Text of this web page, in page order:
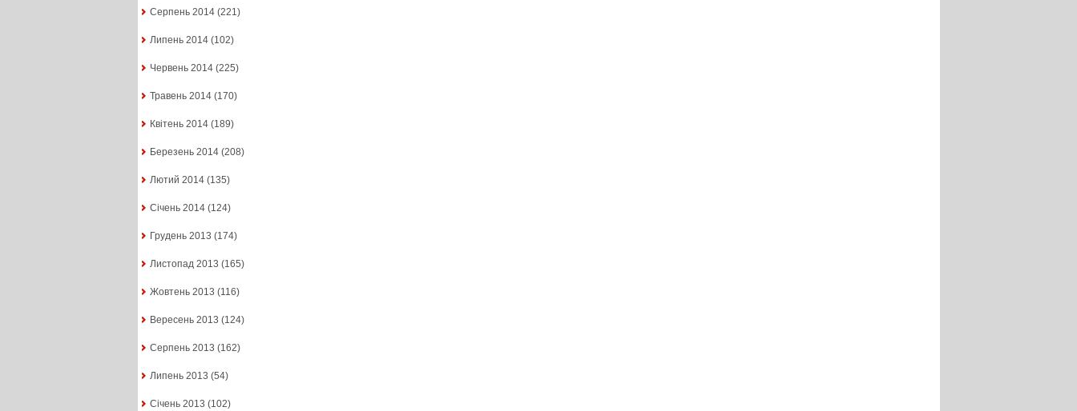
Серпень 2014(221)
Липень 2014(102)
Червень 2014(225)
Травень 2014(170)
Квітень 2014(189)
Березень 2014(208)
Лютий 2014(135)
Січень 2014(124)
Грудень 2013 (174)
Листопад 2013 (165)
Жовтень 2013 (116)
Вересень 2013 (124)
Серпень 2013 (162)
Липень 2013 (54)
Січень 2013 (102)